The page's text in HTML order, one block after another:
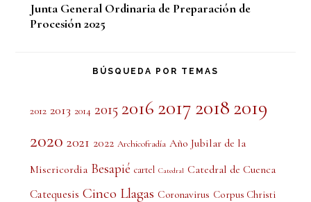
Junta General Ordinaria de Preparación de
Procesión 2025
BÚSQUEDA POR TEMAS
2012 2013 2014 2015 2016 2017 2018 2019
2020 2021 2022 Archicofradía Año Jubilar de la
Misericordia Besapié cartel Catedral Catedral de Cuenca
Catequesis Cinco Llagas Coronavirus Corpus Christi